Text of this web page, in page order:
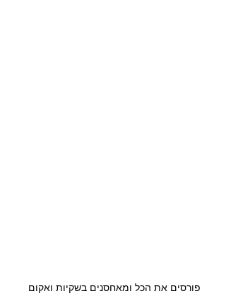
פורסים את הכל ומאחסנים בשקיות ואקום